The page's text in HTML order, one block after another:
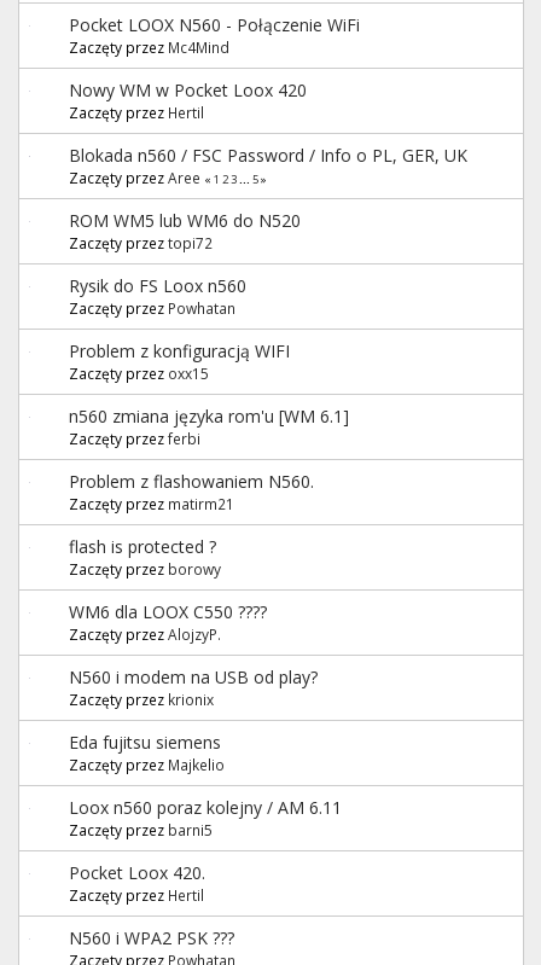
Pocket LOOX N560 - Połączenie WiFi
Zaczęty przez Mc4Mind
Nowy WM w Pocket Loox 420
Zaczęty przez Hertil
Blokada n560 / FSC Password / Info o PL, GER, UK
Zaczęty przezAree « 1 23... 5»
ROM WM5 lub WM6 do N520
Zaczęty przeztopi72
Rysik do FS Loox n560
Zaczęty przez Powhatan
Problem z konfiguracją WIFI
Zaczęty przez oxx15
n560 zmiana języka rom'u [WM 6.1]
Zaczęty przezferbi
Problem z flashowaniem N560.
Zaczęty przez matirm21
flash is protected ?
Zaczęty przez borowy
WM6 dla LOOX C550 ????
Zaczęty przezAlojzyP.
N560 i modem na USB od play?
Zaczęty przez krionix
Eda fujitsu siemens
Zaczęty przez Majkelio
Loox n560 poraz kolejny / AM 6.11
Zaczęty przez barni5
Pocket Loox 420.
Zaczęty przez Hertil
N560 i WPA2 PSK ???
Zaczęty przez Powhatan